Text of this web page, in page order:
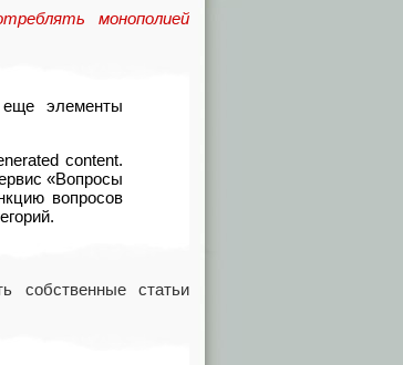
монополией
элементы
content.
«Вопросы
вопросов
собственные статьи